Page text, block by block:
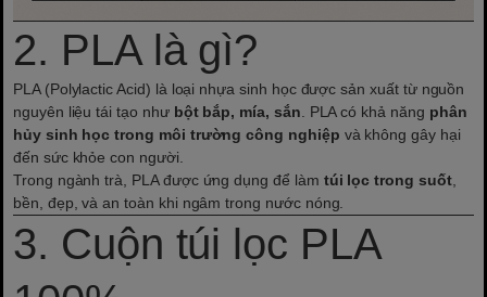
2. PLA là gì?
PLA (Polylactic Acid) là loại nhựa sinh học được sản xuất từ nguồn
nguyên liệu tái tạo như bột bắp, mía, sắn . PLA có khả năng phân
hủy sinh học trong môi trường công nghiệp và không gây hại
đến sức khỏe con người.
Trong ngành trà, PLA được ứng dụng để làm túi lọc trong suốt,
bền, đẹp, và an toàn khi ngâm trong nước nóng.
3. Cuộn túi lọc PLA